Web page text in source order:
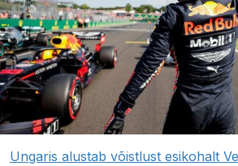
Ungaris alustab võistlust esikohalt